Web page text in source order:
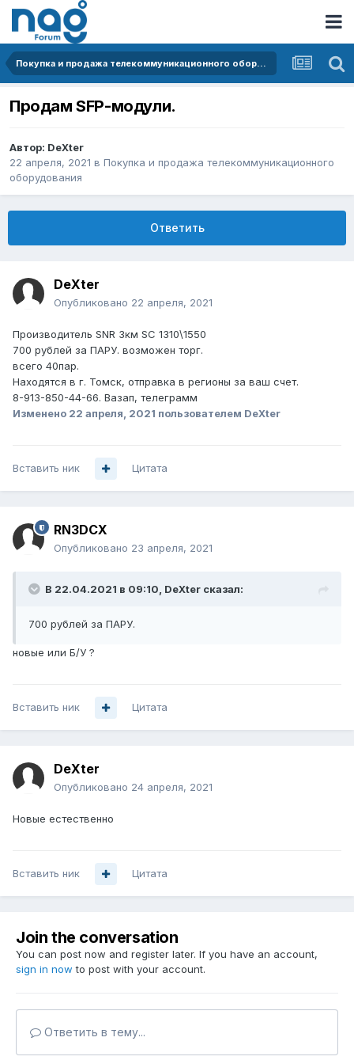
Покупка и продажа телекоммуникационного оборудования
Продам SFP-модули.
Автор: DeXter
22 апреля, 2021 в Покупка и продажа телекоммуникационного
оборудования
Ответить
DeXter
Опубликовано 22 апреля, 2021
Производитель SNR 3км SC 1310\1550
700 рублей за ПАРУ. возможен торг.
всего 40пар.
Находятся в г. Томск, отправка в регионы за ваш счет.
8-913-850-44-66. Вазап, телеграмм
Изменено 22 апреля, 2021 пользователем DeXter
Вставить ник Цитата
RN3DCX
Опубликовано 23 апреля, 2021
В 22.04.2021 в 09:10, DeXter сказал:
700 рублей за ПАРУ.
новые или Б/У ?
Вставить ник Цитата
DeXter
Опубликовано 24 апреля, 2021
Новые естественно
Вставить ник Цитата
Join the conversation
You can post now and register later. If you have an account,
sign in now to post with your account.
Ответить в тему...